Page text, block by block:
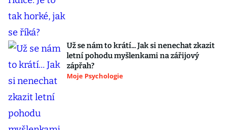
Už se nám to krátí... Jak si nenechat zkazit
letní pohodu myšlenkami na zářijový
zápřah?
Moje Psychologie